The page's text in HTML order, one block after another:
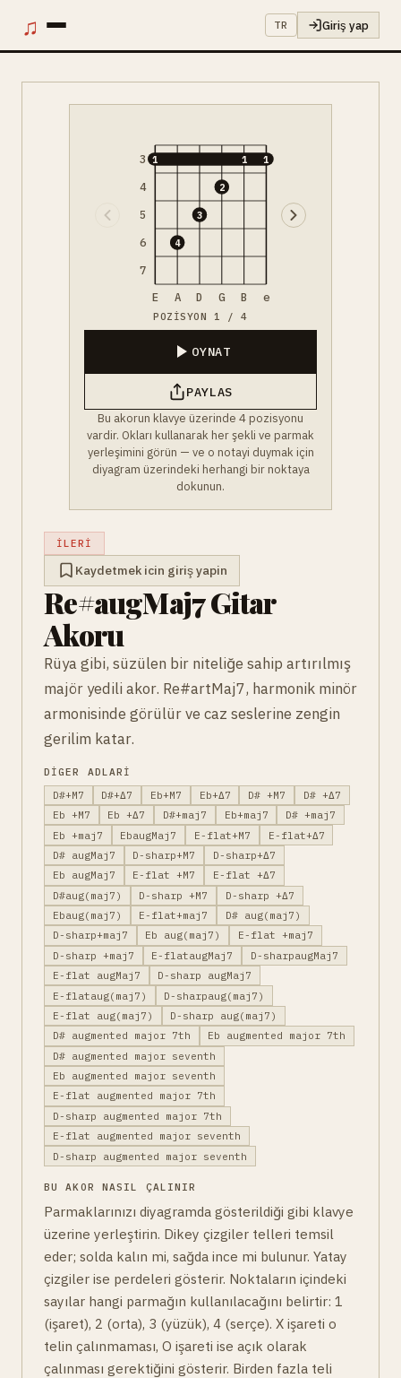
♫ TR Giriş yap
3
4
5
6
7
1
4
3
2
1 1
E A D G B e
POZISYON 1 / 4
OYNAT
PAYLAS
Bu akorun klavye üzerinde 4 pozisyonu
vardir. Okları kullanarak her şekli ve parmak
yerleşimini görün — ve o notayi duymak için
diyagram üzerindeki herhangi bir noktaya
dokunun.
İLERI
Kaydetmek icin giriş yapin
Re#augMaj7 Gitar
Akoru
Rüya gibi, süzülen bir niteliğe sahip artırılmış
majör yedili akor. Re#artMaj7, harmonik minör
armonisinde görülür ve caz seslerine zengin
gerilim katar.
DIGER ADLARI
D#+M7
D#+Δ7 Eb+M7 Eb+Δ7 D# +M7
D# +Δ7
Eb +M7
Eb +Δ7 D#+maj7 Eb+maj7
D# +maj7
Eb +maj7
EbaugMaj7 E-flat+M7
E-flat+Δ7
D# augMaj7
D-sharp+M7
D-sharp+Δ7
Eb augMaj7
E-flat +M7
E-flat +Δ7
D#aug(maj7)
D-sharp +M7
D-sharp +Δ7
Ebaug(maj7)
E-flat+maj7
D# aug(maj7)
D-sharp+maj7
Eb aug(maj7)
E-flat +maj7
D-sharp +maj7
E-flataugMaj7
D-sharpaugMaj7
E-flat augMaj7
D-sharp augMaj7
E-flataug(maj7)
D-sharpaug(maj7)
E-flat aug(maj7)
D-sharp aug(maj7)
D# augmented major 7th
Eb augmented major 7th
D# augmented major seventh
Eb augmented major seventh
E-flat augmented major 7th
D-sharp augmented major 7th
E-flat augmented major seventh
D-sharp augmented major seventh
BU AKOR NASIL ÇALINIR
Parmaklarınızı diyagramda gösterildiği gibi klavye
üzerine yerleştirin. Dikey çizgiler telleri temsil
eder; solda kalın mi, sağda ince mi bulunur. Yatay
çizgiler ise perdeleri gösterir. Noktaların içindeki
sayılar hangi parmağın kullanılacağını belirtir: 1
(işaret), 2 (orta), 3 (yüzük), 4 (serçe). X işareti o
telin çalınmaması, O işareti ise açık olarak
çalınması gerektiğini gösterir. Birden fazla teli